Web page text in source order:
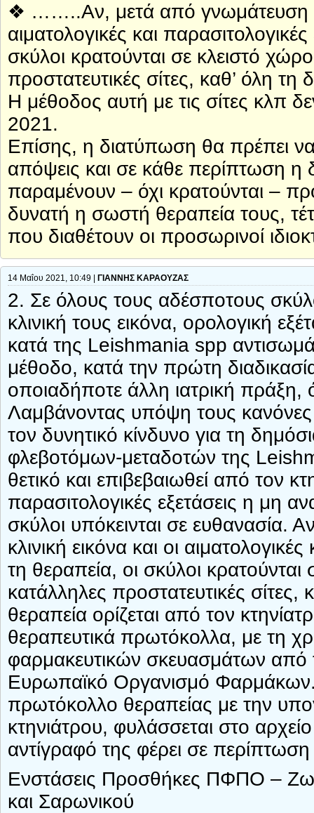
❖ ……..Αν, μετά από γνωμάτευση
αιματολογικές και
σκύλοι κρατούνται σε κλειστό
προστατευτικές σίτες, καθ’ όλη τη
Η μέθοδος αυτή με τις σίτες κλπ
2021.
Επίσης, η διατύπωση θα πρέπει να
απόψεις και σε κάθε περίπτωση η
παραμένουν – όχι κρατούνται –
δυνατή η σωστή θεραπεία τους,
που διαθέτουν οι προσωρινοί
14 Μαΐου 2021, 10:49 | ΓΙΑΝΝΗΣ ΚΑΡΑΟΥΖΑΣ
2. Σε όλους τους αδέσποτους
κλινική τους εικόνα, ορολογική
κατά της Leishmania spp
μέθοδο, κατά την πρώτη
οποιαδήποτε άλλη ιατρική
Λαμβάνοντας υπόψη τους
τον δυνητικό κίνδυνο για τη
φλεβοτόμων-μεταδοτών της
θετικό και επιβεβαιωθεί από τον
παρασιτολογικές εξετάσεις η μη
σκύλοι υπόκεινται σε ευθανασία.
κλινική εικόνα και οι
τη θεραπεία, οι σκύλοι
κατάλληλες προστατευτικές
θεραπεία ορίζεται από τον
θεραπευτικά πρωτόκολλα, με τη
φαρμακευτικών σκευασμάτων
Ευρωπαϊκό Οργανισμό
πρωτόκολλο θεραπείας με την
κτηνιάτρου, φυλάσσεται στο
αντίγραφό της φέρει σε περίπτωση
Ενστάσεις Προσθήκες ΠΦΠΟ –
και Σαρωνικού